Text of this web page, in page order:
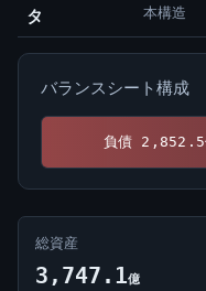
タ
本構造
バランスシート構成
負債
総資産
3,747.1億